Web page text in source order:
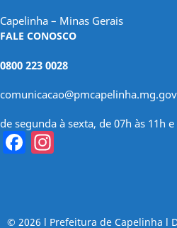
Capelinha – Minas Gerais
FALE CONOSCO
0800 223 0028
de segunda à sexta, de 07h às 11h e
Facebook
© 2026 l Prefeitura de Capelinha l